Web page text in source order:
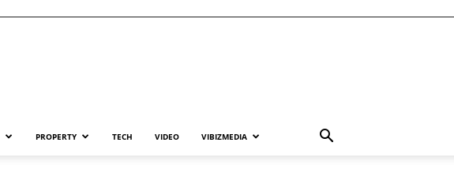
PROPERTY TECH VIDEO VIBIZMEDIA